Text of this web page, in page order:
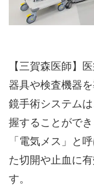
【三賀森医師】
器具や検査機器
鏡手術システム
握することがで
「電気メス」と
た切開や止血に
す。